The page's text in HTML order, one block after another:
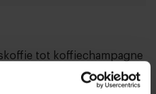
tot koffiechampagne